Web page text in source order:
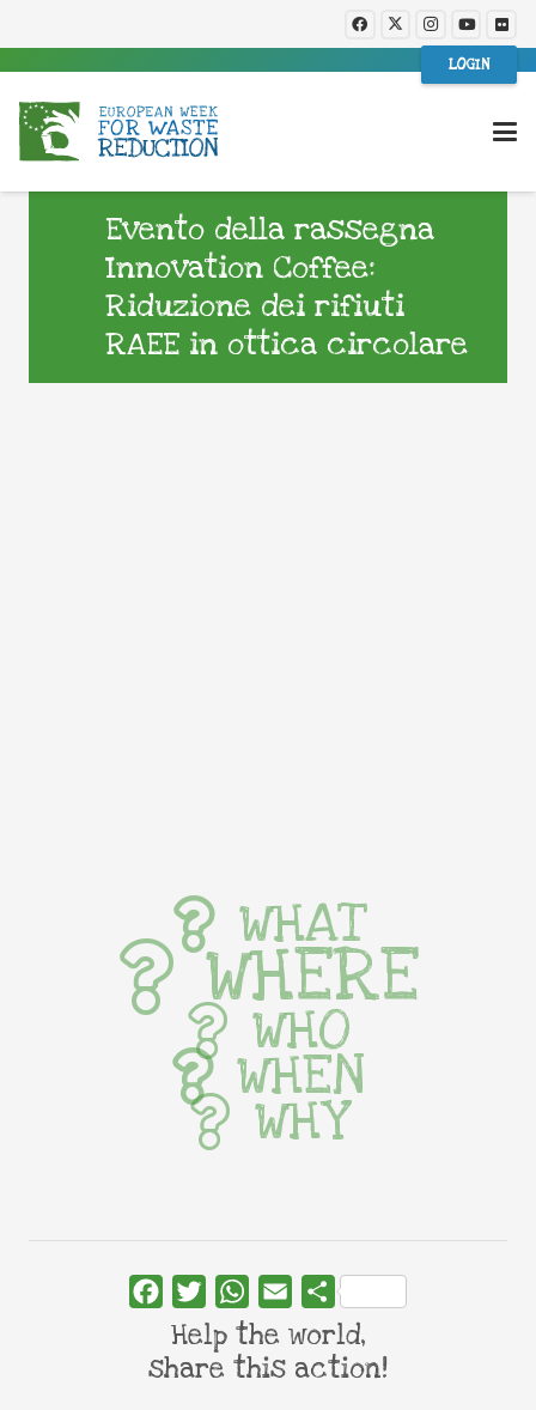
LOGIN
Evento della rassegna
Innovation Coffee:
Riduzione dei rifiuti
RAEE in ottica circolare
WHAT
WHERE
WHO
WHEN
WHY
FacebookTwitterWhatsApp
Email Share
Help the world,
share this action!